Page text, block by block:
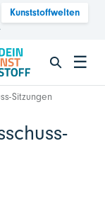
Kunststoffwelten
☰
Sitzungen